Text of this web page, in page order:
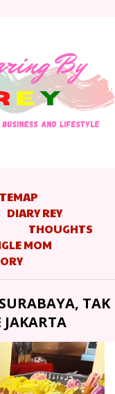
DIARY REY
THOUGHTS
MOM
TAK
JAKARTA